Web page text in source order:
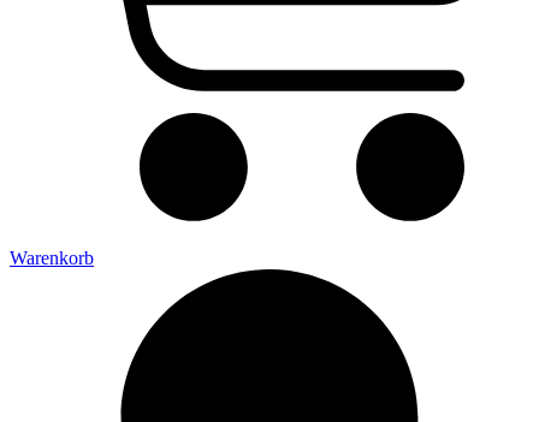
Warenkorb